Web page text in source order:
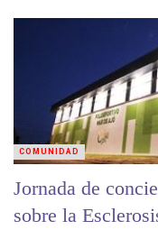
Jornada de
sobre la
COMUNIDAD